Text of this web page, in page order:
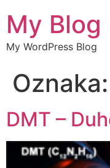
My Blog
My WordPress Blog
Oznaka:
DMT –